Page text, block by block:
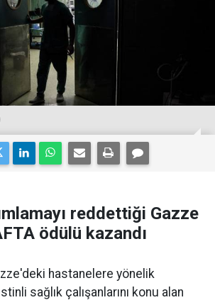
reddettiği Gazze
ödülü kazandı
hastanelere yönelik
sağlık çalışanlarını konu alan